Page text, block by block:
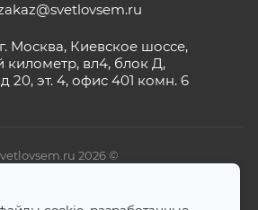
г. Москва, Киевское шоссе,
километр, вл4, блок Д,
20, эт. 4, офис 401 комн. 6
2026 ©